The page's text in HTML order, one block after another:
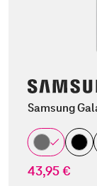
Samsung
43,95 €